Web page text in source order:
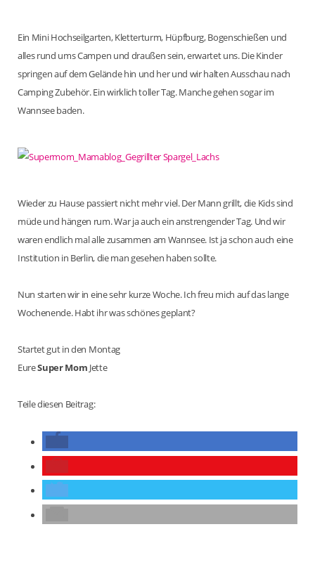
Ein Mini Hochseilgarten, Kletterturm, Hüpfburg, Bogenschießen und
alles rund ums Campen und draußen sein, erwartet uns. Die Kinder
springen auf dem Gelände hin und her und wir halten Ausschau nach
Camping Zubehör. Ein wirklich toller Tag. Manche gehen sogar im
Wannsee baden.
Wieder zu Hause passiert nicht mehr viel. Der Mann grillt, die Kids sind
müde und hängen rum. War ja auch ein anstrengender Tag. Und wir
waren endlich mal alle zusammen am Wannsee. Ist ja schon auch eine
Institution in Berlin, die man gesehen haben sollte.
Nun starten wir in eine sehr kurze Woche. Ich freu mich auf das lange
Wochenende. Habt ihr was schönes geplant?
Startet gut in den Montag
EureSuper Mom Jette
Teile diesen Beitrag: